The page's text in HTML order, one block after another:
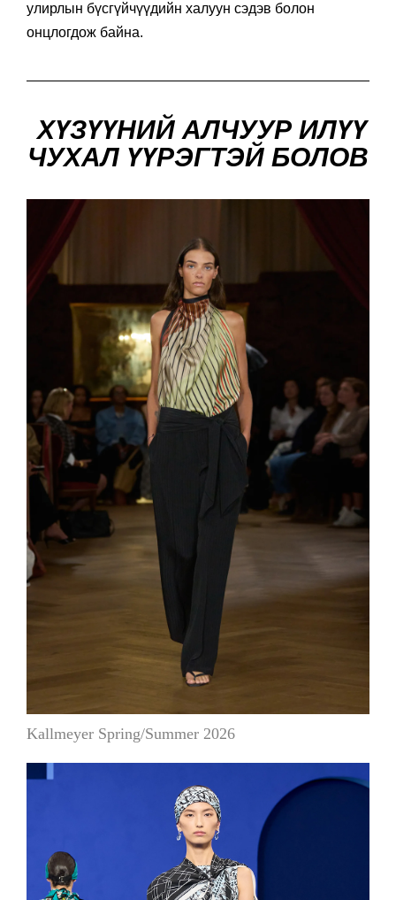
улирлын бүсгүйчүүдийн халуун сэдэв болон
онцлогдож байна.
ХҮЗҮҮНИЙ АЛЧУУР ИЛҮҮ
ЧУХАЛ ҮҮРЭГТЭЙ БОЛОВ
Kallmeyer Spring/Summer 2026